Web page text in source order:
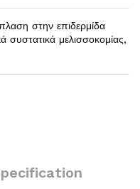
στην επιδερμίδα
συστατικά μελισσοκομίας,